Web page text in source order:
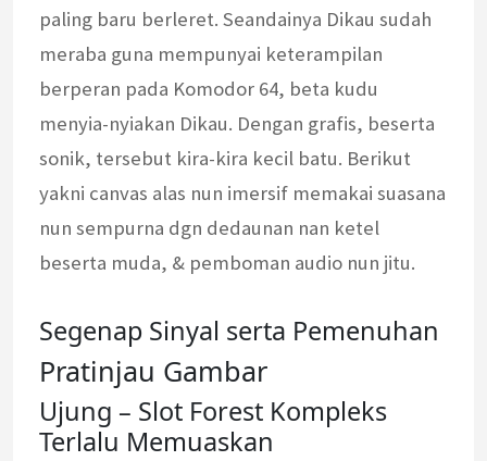
paling baru berleret. Seandainya Dikau sudah
meraba guna mempunyai keterampilan
berperan pada Komodor 64, beta kudu
menyia-nyiakan Dikau. Dengan grafis, beserta
sonik, tersebut kira-kira kecil batu. Berikut
yakni canvas alas nun imersif memakai suasana
nun sempurna dgn dedaunan nan ketel
beserta muda, & pemboman audio nun jitu.
Segenap Sinyal serta Pemenuhan
Pratinjau Gambar
Ujung – Slot Forest Kompleks
Terlalu Memuaskan